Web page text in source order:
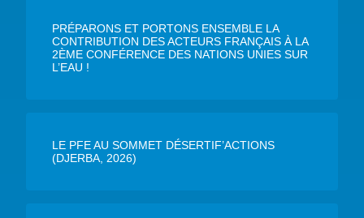
PRÉPARONS ET PORTONS ENSEMBLE LA
CONTRIBUTION DES ACTEURS FRANÇAIS À LA
2ÈME CONFÉRENCE DES NATIONS UNIES SUR
L’EAU !
LE PFE AU SOMMET DÉSERTIF’ACTIONS
(DJERBA, 2026)